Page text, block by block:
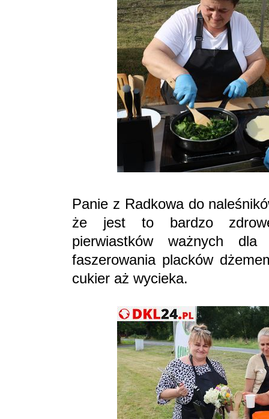
Panie z Radkowa do
że jest to bardzo
pierwiastków ważnych dla
faszerowania placków
cukier aż wycieka.